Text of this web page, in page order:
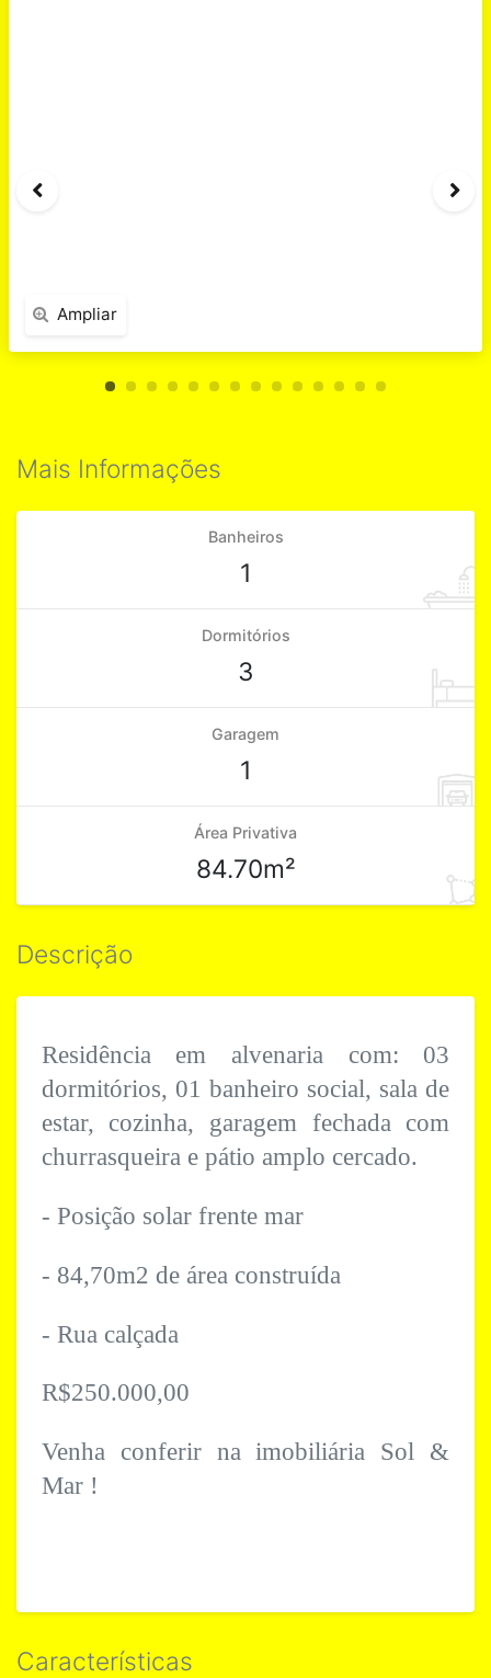
Ampliar
Características
Descrição
Residência em alvenaria com: 03
dormitórios, 01 banheiro social, sala de
estar, cozinha, garagem fechada com
churrasqueira e pátio amplo cercado.
- Posição solar frente mar
- 84,70m2 de área construída
- Rua calçada
R$250.000,00
Venha conferir na imobiliária Sol &
Mar !
Mais Informações
Banheiros
1
Dormitórios
3
Garagem
1
Área Privativa
84.70m²